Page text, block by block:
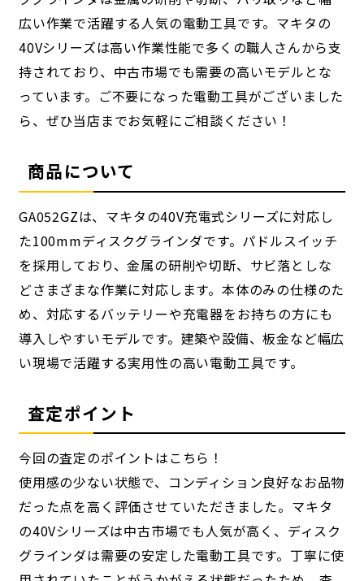
広い作業で活躍する人気の電動工具です。マキタの
40Vシリーズは高い作業性能で多くの職人さんから支
持されており、中古市場でも需要の高いモデルとな
っています。ご不要になった電動工具がございました
ら、ぜひ当店までお気軽にご相談ください！
商品について
GA052GZは、マキタの40V充電式シリーズに対応し
た100mmディスクグラインダです。パドルスイッチ
を採用しており、金属の研削や切断、サビ落としな
どさまざまな作業に対応します。本体のみの仕様のた
め、対応するバッテリーや充電器をお持ちの方にも
導入しやすいモデルです。建築や設備、板金など幅広
い現場で活躍する実用性の高い電動工具です。
査定ポイント
今回の査定のポイントはこちら！
使用感の少ない状態で、コンディション良好なお品物
だった点を高く評価させていただきました。マキタ
の40Vシリーズは中古市場でも人気が高く、ディスク
グラインダは需要の安定した電動工具です。丁寧に使